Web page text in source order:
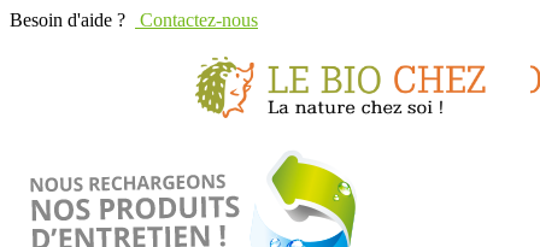
Besoin d'aide ? Contactez-nous